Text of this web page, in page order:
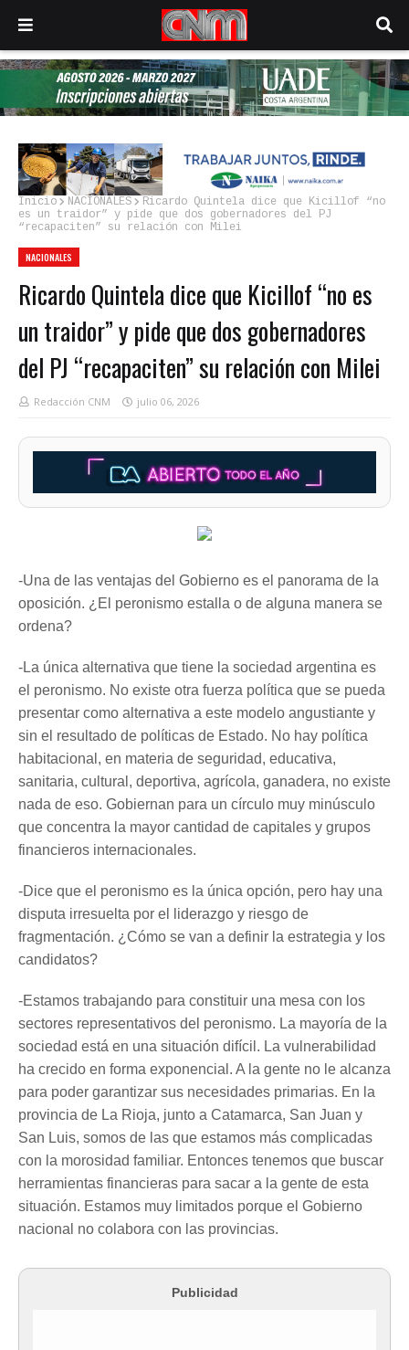
Inicio NACIONALES
Ricardo Quintela dice que Kicillof “no
es un traidor” y pide que dos gobernadores del PJ
“recapaciten” su relación con Milei
NACIONALES
Ricardo Quintela dice que Kicillof “no es
un traidor” y pide que dos gobernadores
del PJ “recapaciten” su relación con Milei
Redacción CNM julio 06, 2026
-Una de las ventajas del Gobierno es el panorama de la
oposición. ¿El peronismo estalla o de alguna manera se
ordena?
-La única alternativa que tiene la sociedad argentina es
el peronismo. No existe otra fuerza política que se pueda
presentar como alternativa a este modelo angustiante y
sin el resultado de políticas de Estado. No hay política
habitacional, en materia de seguridad, educativa,
sanitaria, cultural, deportiva, agrícola, ganadera, no existe
nada de eso. Gobiernan para un círculo muy minúsculo
que concentra la mayor cantidad de capitales y grupos
financieros internacionales.
-Dice que el peronismo es la única opción, pero hay una
disputa irresuelta por el liderazgo y riesgo de
fragmentación. ¿Cómo se van a definir la estrategia y los
candidatos?
-Estamos trabajando para constituir una mesa con los
sectores representativos del peronismo. La mayoría de la
sociedad está en una situación difícil. La vulnerabilidad
ha crecido en forma exponencial. A la gente no le alcanza
para poder garantizar sus necesidades primarias. En la
provincia de La Rioja, junto a Catamarca, San Juan y
San Luis, somos de las que estamos más complicadas
con la morosidad familiar. Entonces tenemos que buscar
herramientas financieras para sacar a la gente de esta
situación. Estamos muy limitados porque el Gobierno
nacional no colabora con las provincias.
Publicidad